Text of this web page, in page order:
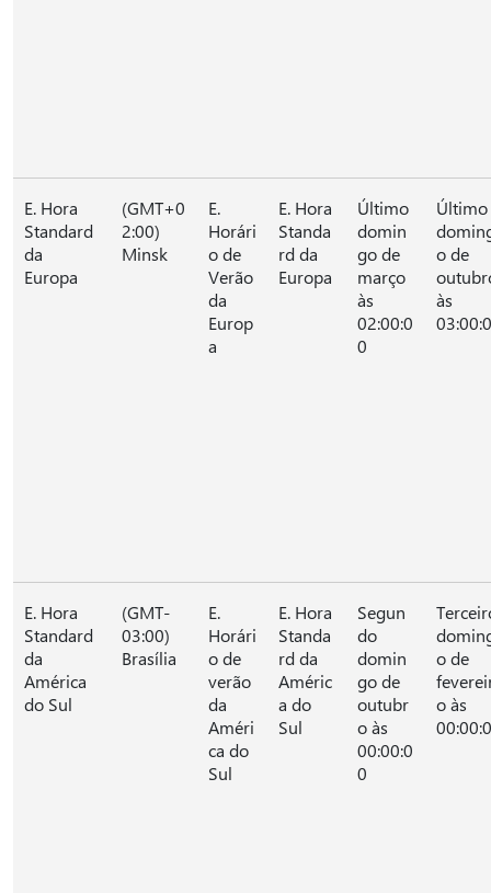
E. Hora
Standard
da
Europa
(GMT+0
2:00)
Minsk
E.
Horári
o de
Verão
da
Europ
a
E. Hora
Standa
rd da
Europa
Último
domin
go de
março
às
02:00:0
0
Último
o de
às
E. Hora
Standard
da
América
do Sul
(GMT-
03:00)
Brasília
E.
Horári
o de
verão
da
Améri
ca do
Sul
E. Hora
Standa
rd da
Améric
a do
Sul
Segun
do
domin
go de
outubr
o às
00:00:0
0
o de
o às